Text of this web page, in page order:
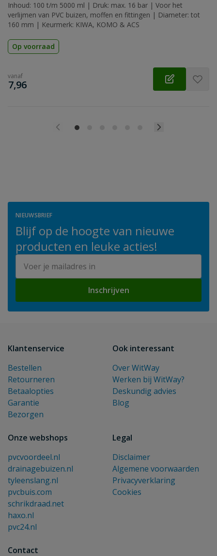
Inhoud: 100 t/m 5000 ml | Druk: max. 16 bar | Voor het
verlijmen van PVC buizen, moffen en fittingen | Diameter: tot
160 mm | Keurmerk: KIWA, KOMO & ACS
Op voorraad
vanaf
€
7,96
NIEUWSBRIEF
Blijf op de hoogte van nieuwe
producten en leuke acties!
Inschrijven
Klantenservice
Bestellen
Retourneren
Betaalopties
Garantie
Bezorgen
Ook interessant
Over WitWay
Werken bij WitWay?
Deskundig advies
Blog
Onze webshops
pvcvoordeel.nl
drainagebuizen.nl
tyleenslang.nl
pvcbuis.com
schrikdraad.net
haxo.nl
pvc24.nl
Legal
Disclaimer
Algemene voorwaarden
Privacyverklaring
Cookies
Contact